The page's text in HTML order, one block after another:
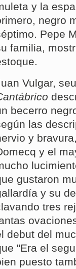
y la
negro
Pepe
familia,
Vulgar,
becerro
las
y
y el
gustaron
y su
tres
debut del
"Era el
puesto